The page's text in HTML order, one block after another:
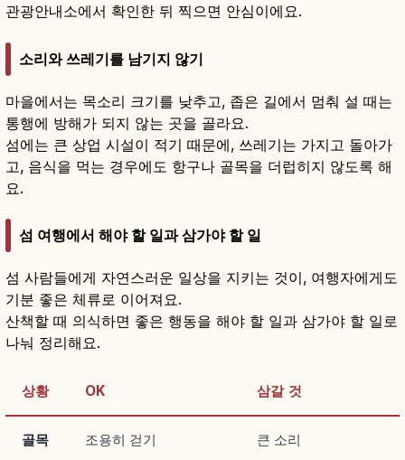
관광안내소에서 확인한 뒤 찍으면 안심이에요.
소리와 쓰레기를 남기지 않기
마을에서는 목소리 크기를 낮추고, 좁은 길에서 멈춰 설 때는
통행에 방해가 되지 않는 곳을 골라요.
섬에는 큰 상업 시설이 적기 때문에, 쓰레기는 가지고 돌아가
고, 음식을 먹는 경우에도 항구나 골목을 더럽히지 않도록 해
요.
섬 여행에서 해야 할 일과 삼가야 할 일
섬 사람들에게 자연스러운 일상을 지키는 것이, 여행자에게도
기분 좋은 체류로 이어져요.
산책할 때 의식하면 좋은 행동을 해야 할 일과 삼가야 할 일로
나눠 정리해요.
상황 OK 삼갈 것
골목 조용히 걷기 큰 소리